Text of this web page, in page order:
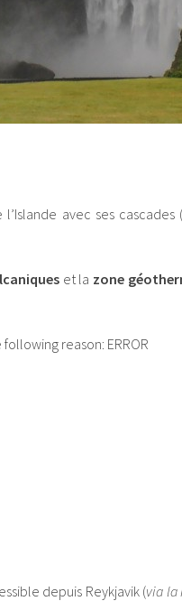
avec ses cascades
et la zone
reason: ERROR
depuis Reykjavik (via la